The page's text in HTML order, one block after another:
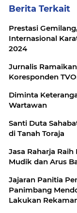
Berita Terkait
Prestasi
Internasional
2024
Jurnalis
Koresponden
Diminta
Wartawan
Santi Duta
di Tanah Toraja
Jasa Raharja
Mudik dan Arus
Jajaran Panitia
Panimbang
Lakukan